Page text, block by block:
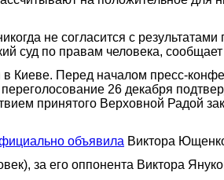
не согласится с
суд по правам человека,
Киеве. Перед началом пресс-
26 декабря
принятого Верховной Радой
объявила Виктора
за его оппонента Виктора